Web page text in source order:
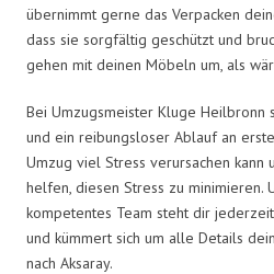
übernimmt gerne das Verpacken
dass sie sorgfältig geschützt und
gehen mit deinen Möbeln um, als
Bei Umzugsmeister Kluge Heilbronn
und ein reibungsloser Ablauf an
Umzug viel Stress verursachen kann
helfen, diesen Stress zu minimieren.
kompetentes Team steht dir
und kümmert sich um alle Details
nach Aksaray.